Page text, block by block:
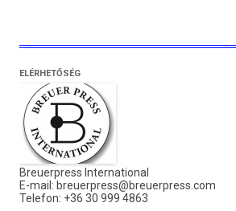
ELÉRHETŐSÉG
Breuerpress International
E-mail: breuerpress@breuerpress.com
Telefon: +36 30 999 4863